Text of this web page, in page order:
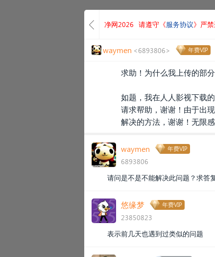
净网2026 请遵守《服务协议》严
waymen <6893806> 年费VIP
求助！为什么我上传的部
如题，我在人人影视下载
请求帮助，谢谢！由于出
解决的方法，谢谢！无限感
waymen 年费VIP
6893806
请问是不是不能解决此问题？求答
悠缘梦 年费VIP
23850823
表示前几天也遇到过类似的问题